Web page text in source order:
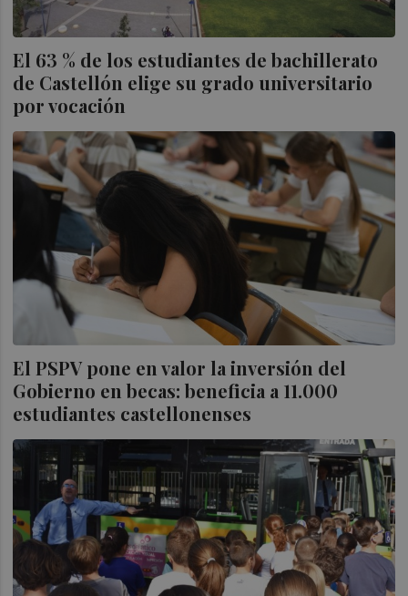
El 63 % de los estudiantes de bachillerato
de Castellón elige su grado universitario
por vocación
El PSPV pone en valor la inversión del
Gobierno en becas: beneficia a 11.000
estudiantes castellonenses